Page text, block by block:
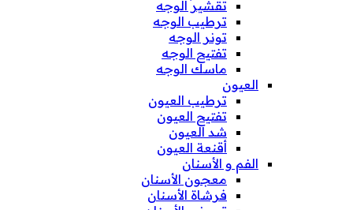
تقشير الوجه
ترطيب الوجه
تونر الوجه
تفتيح الوجه
ماسك الوجه
العيون
ترطيب العيون
تفتيح العيون
شد العيون
أقنعة العيون
الفم و الأسنان
معجون الأسنان
فرشاة الأسنان